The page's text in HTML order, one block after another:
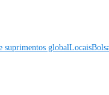
suprimentos globalLocais